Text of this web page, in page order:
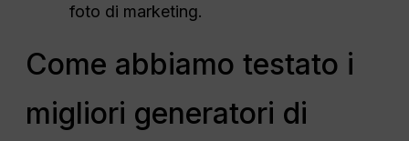
foto di marketing.
Come abbiamo testato i
migliori generatori di